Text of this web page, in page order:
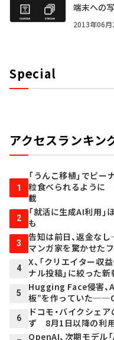
端末への
2013年06
Special
アクセスランキン
1
「うんこ移植」でピ
粒食べられるよう
載
2
「就活に生成AI利用
も
3
告知は前日、返金な
マンガ家を驚かせた
4
X、「クリエイター収
ナル投稿」に絞った
5
Hugging Face侵害、
板”を作っていた
6
ドコモ・バイクシェ
ず 8月1日以降の利用
OpenAI、次期モデル